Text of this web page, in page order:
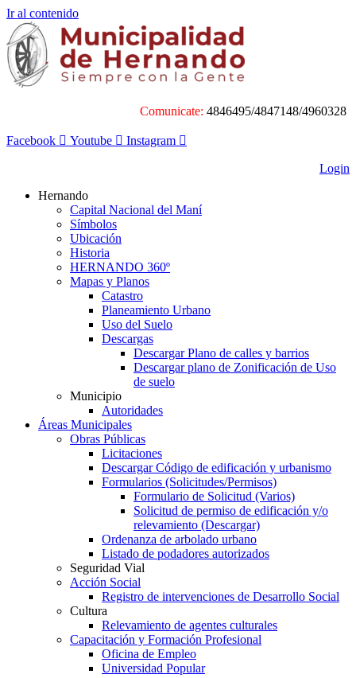
Ir al contenido
Comunicate: 4846495/4847148/4960328
Facebook Youtube Instagram
Login
Hernando
Capital Nacional del Maní
Símbolos
Ubicación
Historia
HERNANDO 360º
Mapas y Planos
Catastro
Planeamiento Urbano
Uso del Suelo
Descargas
Descargar Plano de calles y barrios
Descargar plano de Zonificación de Uso
de suelo
Municipio
Autoridades
Áreas Municipales
Obras Públicas
Licitaciones
Descargar Código de edificación y urbanismo
Formularios (Solicitudes/Permisos)
Formulario de Solicitud (Varios)
Solicitud de permiso de edificación y/o
relevamiento (Descargar)
Ordenanza de arbolado urbano
Listado de podadores autorizados
Seguridad Vial
Acción Social
Registro de intervenciones de Desarrollo Social
Cultura
Relevamiento de agentes culturales
Capacitación y Formación Profesional
Oficina de Empleo
Universidad Popular